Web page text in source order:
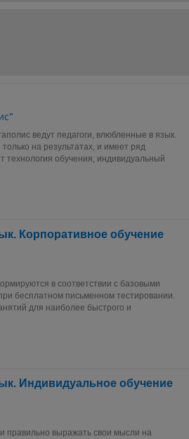
ведут педагоги, влюбленные в язык.
на результатах, и имеет ряд
технология обучения, индивидуальный
Корпоративное обучение
в соответствии с базовыми
бесплатном письменном тестировании.
для наиболее быстрого и
Индивидуальное обучение
правильно выражать свои мысли на